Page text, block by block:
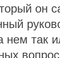
он
нем так